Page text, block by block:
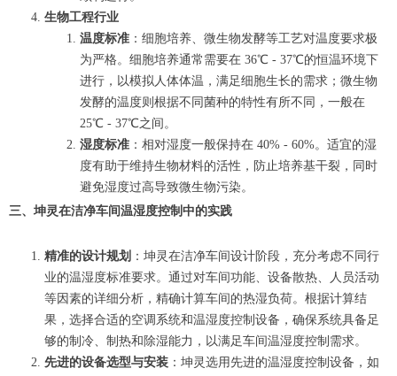
生物工程行业
温度标准 ：细胞培养、微生物发酵等工艺对温度要求极
为严格。细胞培养通常需要在 36℃ - 37℃的恒温环境下
进行，以模拟人体体温，满足细胞生长的需求；微生物
发酵的温度则根据不同菌种的特性有所不同，一般在
25℃ - 37℃之间。
湿度标准 ：相对湿度一般保持在 40% - 60%。适宜的湿
度有助于维持生物材料的活性，防止培养基干裂，同时
避免湿度过高导致微生物污染。
三、坤灵在洁净车间温湿度控制中的实践
精准的设计规划 ：坤灵在洁净车间设计阶段，充分考虑不同行
业的温湿度标准要求。通过对车间功能、设备散热、人员活动
等因素的详细分析，精确计算车间的热湿负荷。根据计算结
果，选择合适的空调系统和温湿度控制设备，确保系统具备足
够的制冷、制热和除湿能力，以满足车间温湿度控制需求。
先进的设备选型与安装 ：坤灵选用先进的温湿度控制设备，如